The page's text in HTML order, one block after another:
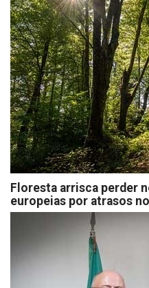
Floresta arrisca perder
europeias por atrasos